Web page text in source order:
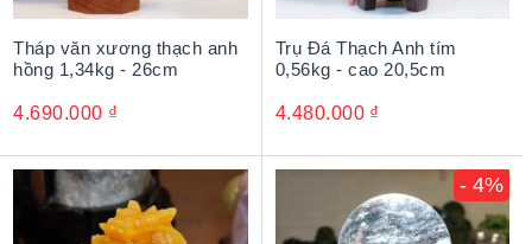
Tháp văn xương thạch anh
hồng 1,34kg - 26cm
4.690.000 ₫
Trụ Đá Thạch Anh tím
0,56kg - cao 20,5cm
4.480.000 ₫
- 4%